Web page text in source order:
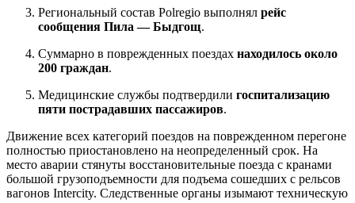
Региональный состав Polregio выполнял рейс
сообщения Пила — Быдгощ.
Суммарно в поврежденных поездах находилось около
200 граждан.
Медицинские службы подтвердили госпитализацию
пяти пострадавших пассажиров.
Движение всех категорий поездов на поврежденном перегоне
полностью приостановлено на неопределенный срок. На
место аварии стянуты восстановительные поезда с кранами
большой грузоподъемности для подъема сошедших с рельсов
вагонов Intercity. Следственные органы изымают техническую